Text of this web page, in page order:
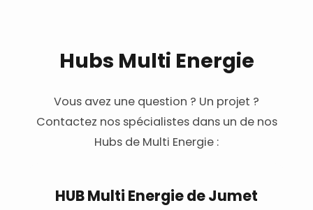
Hubs Multi Energie
Vous avez une question ? Un projet ?
Contactez nos spécialistes dans un de nos
Hubs de Multi Energie :
HUB Multi Energie de Jumet